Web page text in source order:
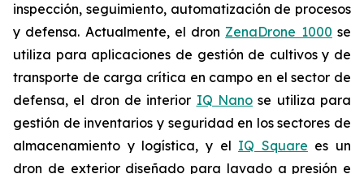
inspección, seguimiento, automatización de procesos
y defensa. Actualmente, el dron ZenaDrone 1000 se
utiliza para aplicaciones de gestión de cultivos y de
transporte de carga crítica en campo en el sector de
defensa, el dron de interior IQ Nano se utiliza para
gestión de inventarios y seguridad en los sectores de
almacenamiento y logística, y el IQ Square es un
dron de exterior diseñado para lavado a presión e